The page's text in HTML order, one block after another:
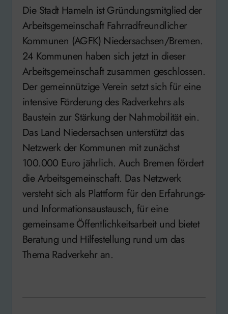
Die Stadt Hameln ist Gründungsmitglied der
Arbeitsgemeinschaft Fahrradfreundlicher
Kommunen (AGFK) Niedersachsen/Bremen.
24 Kommunen haben sich jetzt in dieser
Arbeitsgemeinschaft zusammen geschlossen.
Der gemeinnützige Verein setzt sich für eine
intensive Förderung des Radverkehrs als
Baustein zur Stärkung der Nahmobilität ein.
Das Land Niedersachsen unterstützt das
Netzwerk der Kommunen mit zunächst
100.000 Euro jährlich. Auch Bremen fördert
die Arbeitsgemeinschaft. Das Netzwerk
versteht sich als Plattform für den Erfahrungs-
und Informationsaustausch, für eine
gemeinsame Öffentlichkeitsarbeit und bietet
Beratung und Hilfestellung rund um das
Thema Radverkehr an.